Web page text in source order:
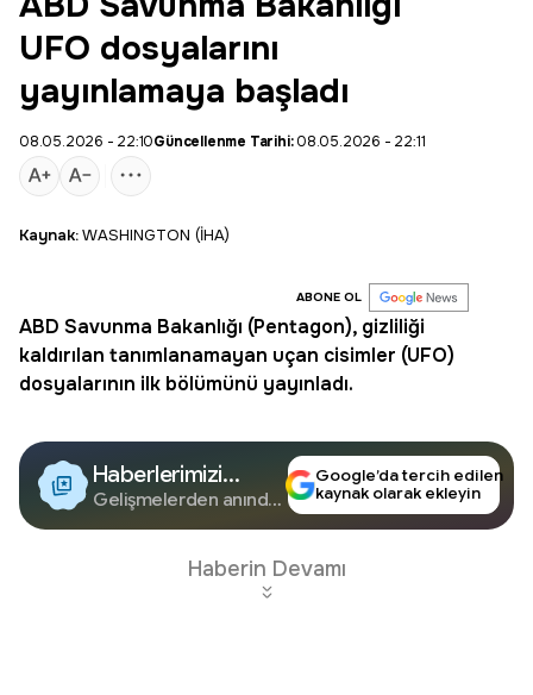
UFO dosyalarını
yayınlamaya başladı
08.05.2026 - 22:10Güncellenme Tarihi:08.05.2026 - 22:11
Kaynak:WASHINGTON (İHA)
ABONE OL
ABD Savunma Bakanlığı (Pentagon), gizliliği
kaldırılan tanımlanamayan uçan cisimler (UFO)
dosyalarının ilk bölümünü yayınladı.
Haberlerimizi
Google'da Takip
Edin
Gelişmelerden anında
Google’da tercih edilen
kaynak olarak ekleyin
Haberin Devamı